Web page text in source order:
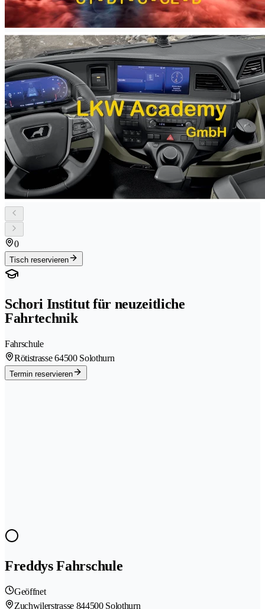
0
Tisch reservieren
Schori Institut für neuzeitliche
Fahrtechnik
Fahrschule
Rötistrasse 64500 Solothurn
Termin reservieren
Freddys Fahrschule
Geöffnet
Zuchwilerstrasse 844500 Solothurn